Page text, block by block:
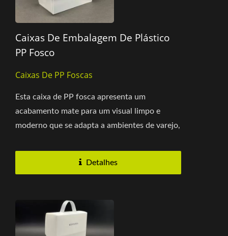
Caixas De Embalagem De Plástico
PP Fosco
Caixas De PP Foscas
Esta caixa de PP fosca apresenta um
acabamento mate para um visual limpo e
moderno que se adapta a ambientes de varejo,
Detalhes